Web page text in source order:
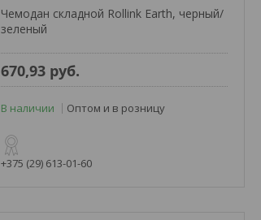
Чемодан складной Rollink Earth, черный/
зеленый
670,93 руб.
В наличии Оптом и в розницу
+375 (29) 613-01-60